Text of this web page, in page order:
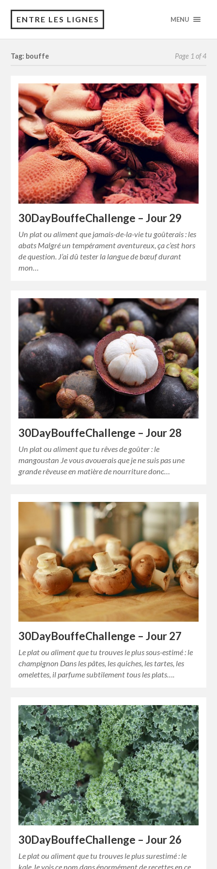
ENTRE LES LIGNES MENU
Tag: bouffe Page 1 of 4
30DayBouffeChallenge – Jour 29
Un plat ou aliment que jamais-de-la-vie tu goûterais : les
abats Malgré un tempérament aventureux, ça c’est hors
de question. J’ai dû tester la langue de bœuf durant
mon…
30DayBouffeChallenge – Jour 28
Un plat ou aliment que tu rêves de goûter : le
mangoustan Je vous avouerais que je ne suis pas une
grande rêveuse en matière de nourriture donc…
30DayBouffeChallenge – Jour 27
Le plat ou aliment que tu trouves le plus sous-estimé : le
champignon Dans les pâtes, les quiches, les tartes, les
omelettes, il parfume subtilement tous les plats….
30DayBouffeChallenge – Jour 26
Le plat ou aliment que tu trouves le plus surestimé : le
kale Je vois ce nom dans énormément de recettes en ce